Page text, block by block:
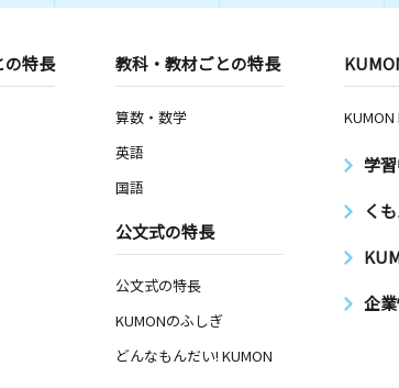
の特長 教科・教材ごとの特長
算数・数学
英語
国語
公文式の特長
公文式の特長
KUMONのふしぎ
どんなもんだい! KUMON
KUMON
学
く
企